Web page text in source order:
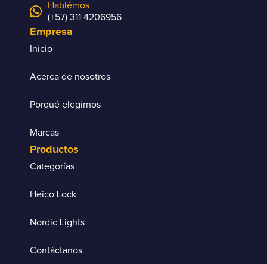
Hablémos
(+57) 311 4206956
Empresa
Inicio
Acerca de nosotros
Porqué elegirnos
Marcas
Productos
Categorías
Heico Lock
Nordic Lights
Contáctanos